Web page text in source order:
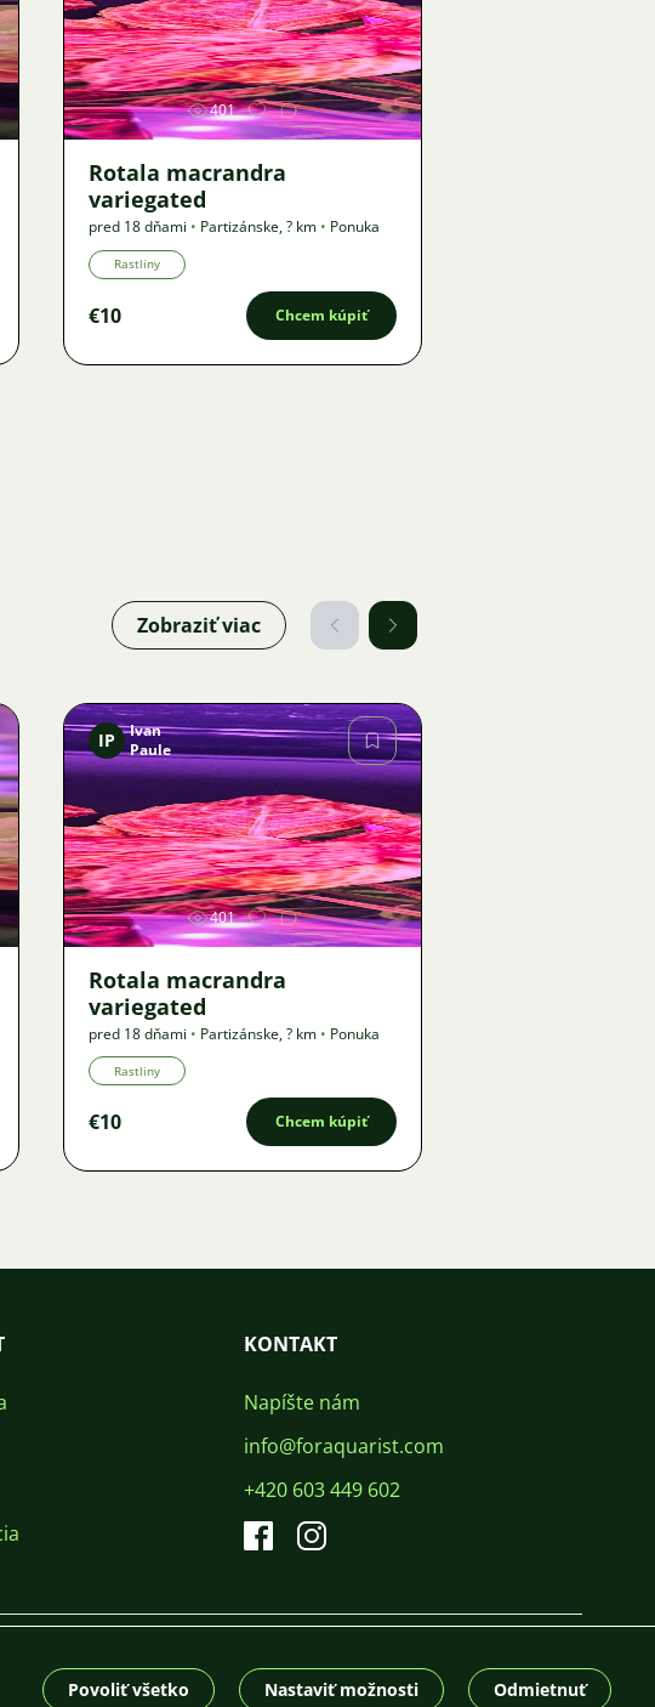
Obrázok
401
Rotala macrandra
variegated
pred 18 dňami • Partizánske,? km • Ponuka
Rastliny
€10 Chcem kúpiť
Zobraziť viac
Obrázok
IP
Ivan
Paule
401
Rotala macrandra
variegated
pred 18 dňami • Partizánske,? km • Ponuka
Rastliny
€10 Chcem kúpiť
KONTAKT
Napíšte nám
info@foraquarist.com
+420 603 449 602
CS EN PL DE © 2026 For Aquarist
Povoliť všetko Nastaviť možnosti Odmietnuť